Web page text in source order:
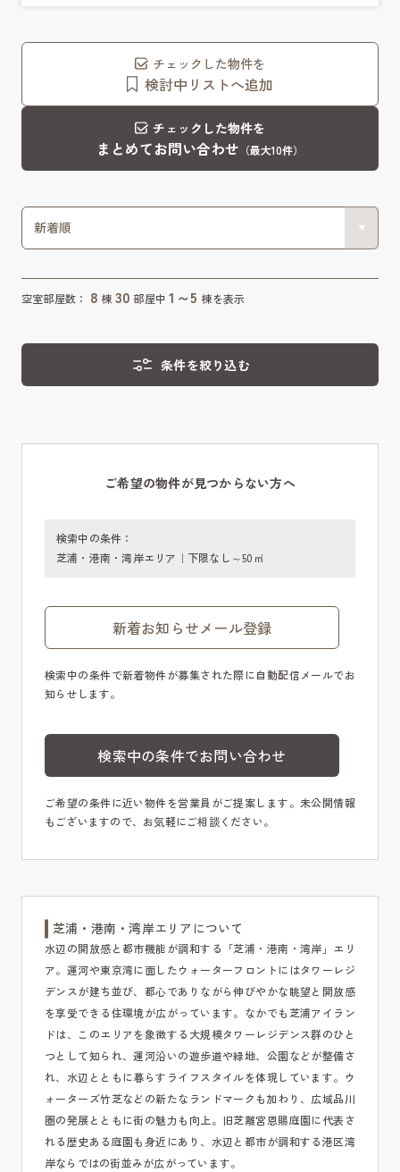
チェックした物件を
検討中リストへ追加
チェックした物件を
まとめてお問い合わせ （最大10件）
空室部屋数： 8 棟 30 部屋中1～5棟を表示
条件を絞り込む
ご希望の物件が見つからない方へ
検索中の条件：
芝浦・港南・湾岸エリア｜下限なし～50㎡
新着お知らせメール登録
検索中の条件で新着物件が募集された際に自動配信メールでお
知らせします。
検索中の条件でお問い合わせ
ご希望の条件に近い物件を営業員がご提案します。未公開情報
もございますので、お気軽にご相談ください。
芝浦・港南・湾岸エリアについて
水辺の開放感と都市機能が調和する「芝浦・港南・湾岸」エリ
ア。運河や東京湾に面したウォーターフロントにはタワーレジ
デンスが建ち並び、都心でありながら伸びやかな眺望と開放感
を享受できる住環境が広がっています。なかでも芝浦アイラン
ドは、このエリアを象徴する大規模タワーレジデンス群のひと
つとして知られ、運河沿いの遊歩道や緑地、公園などが整備さ
れ、水辺とともに暮らすライフスタイルを体現しています。ウ
ォーターズ竹芝などの新たなランドマークも加わり、広域品川
圏の発展とともに街の魅力も向上。旧芝離宮恩賜庭園に代表さ
れる歴史ある庭園も身近にあり、水辺と都市が調和する港区湾
岸ならではの街並みが広がっています。